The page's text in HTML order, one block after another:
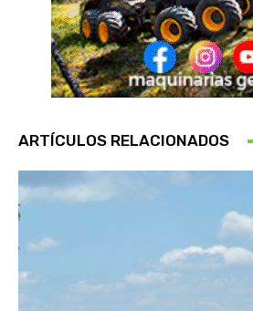
ARTÍCULOS RELACIONADOS